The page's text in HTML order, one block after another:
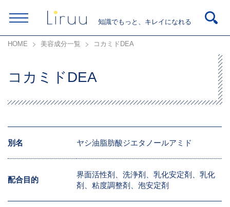
知識でもっと、キレイになれる
HOME 美容成分一覧 コカミドDEA
コカミドDEA
別名 ヤシ油脂肪酸ジエタノールアミド
配合目的
界面活性剤、洗浄剤、乳化安定剤、乳化
剤、粘度調整剤、泡安定剤